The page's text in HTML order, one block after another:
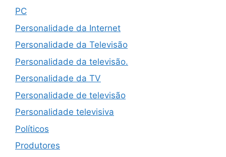
PC
Personalidade da Internet
Personalidade da Televisão
Personalidade da televisão.
Personalidade da TV
Personalidade de televisão
Personalidade televisiva
Políticos
Produtores